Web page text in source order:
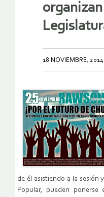
18 NOVIEMBRE, 2014
de él asistiendo a la sesión
Popular, pueden